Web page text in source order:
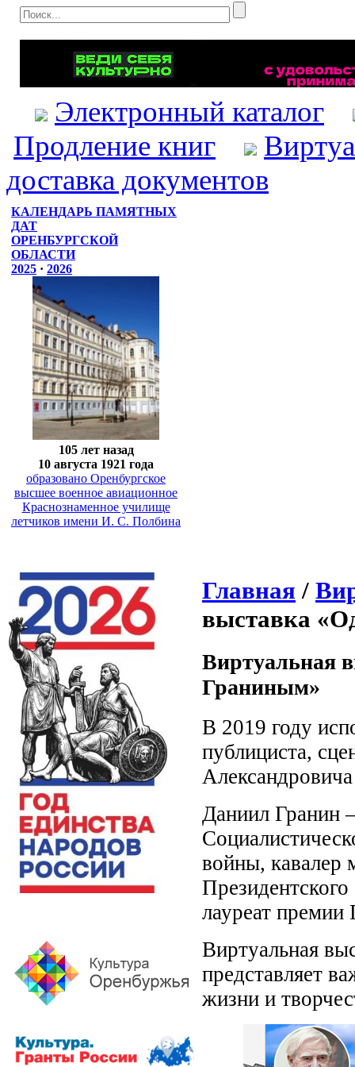
Электронный каталог
Продление книг
доставка документов
КАЛЕНДАРЬ ПАМЯТНЫХ
ДАТ
ОРЕНБУРГСКОЙ
ОБЛАСТИ
2025 · 2026
105 лет назад
10 августа 1921 года
образовано Оренбургское
высшее военное авиационное
Краснознаменное училище
летчиков имени И. С. Полбина
Главная /
выставка
Виртуальная
Граниным»
В 2019 году
публициста,
Даниил Гранин
войны, кавалер
лауреат премии
Виртуальная
представляет
жизни и